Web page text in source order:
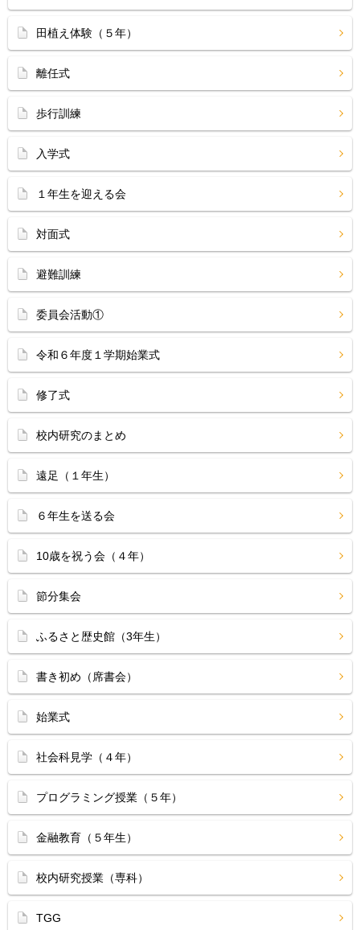
田植え体験（５年）
離任式
歩行訓練
入学式
１年生を迎える会
対面式
避難訓練
委員会活動①
令和６年度１学期始業式
修了式
校内研究のまとめ
遠足（１年生）
６年生を送る会
10歳を祝う会（４年）
節分集会
ふるさと歴史館（3年生）
書き初め（席書会）
始業式
社会科見学（４年）
プログラミング授業（５年）
金融教育（５年生）
校内研究授業（専科）
TGG